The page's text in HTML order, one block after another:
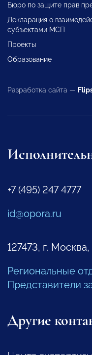
Бюро по защите прав
Декларация о
субъектами МСП
Проекты
Образование
Разработка сайта —
+7 (495) 247 4777
id@opora.ru
127473, г.
Региональные
Представители
Другие